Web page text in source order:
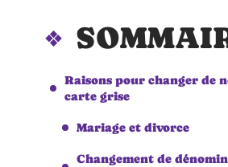
Raisons pour changer de
carte grise
Mariage et divorce
Changement de